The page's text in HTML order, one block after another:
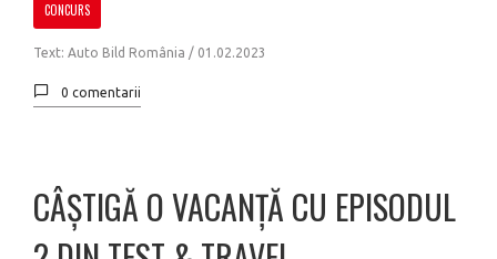
CONCURS
Text: Auto Bild România / 01.02.2023
0 comentarii
CÂȘTIGĂ O VACANȚĂ CU EPISODUL